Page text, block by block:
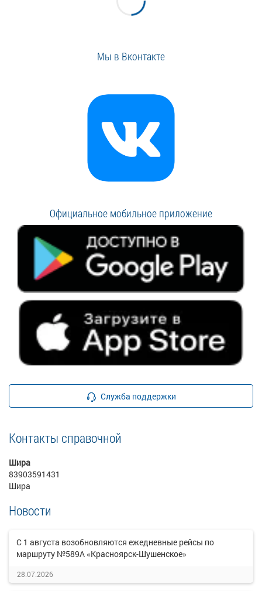
Мы в Вконтакте
Официальное мобильное приложение
Служба поддержки
Контакты справочной
Шира
83903591431
Шира
Новости
С 1 августа возобновляются ежедневные рейсы по
маршруту №589А «Красноярск-Шушенское»
28.07.2026